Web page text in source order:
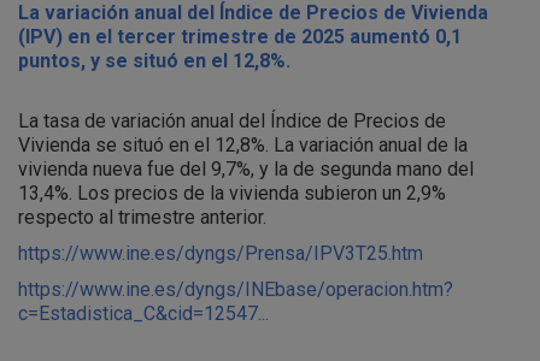
La variación anual del Índice de Precios de Vivienda
(IPV) en el tercer trimestre de 2025 aumentó 0,1
puntos, y se situó en el 12,8%.
La tasa de variación anual del Índice de Precios de
Vivienda se situó en el 12,8%. La variación anual de la
vivienda nueva fue del 9,7%, y la de segunda mano del
13,4%. Los precios de la vivienda subieron un 2,9%
respecto al trimestre anterior.
https://www.ine.es/dyngs/Prensa/IPV3T25.htm
https://www.ine.es/dyngs/INEbase/operacion.htm?
c=Estadistica_C&cid=12547...